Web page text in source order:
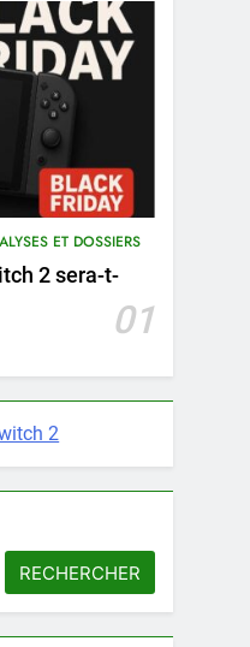
ET DOSSIERS
2 sera-t-
01
2
RECHERCHER